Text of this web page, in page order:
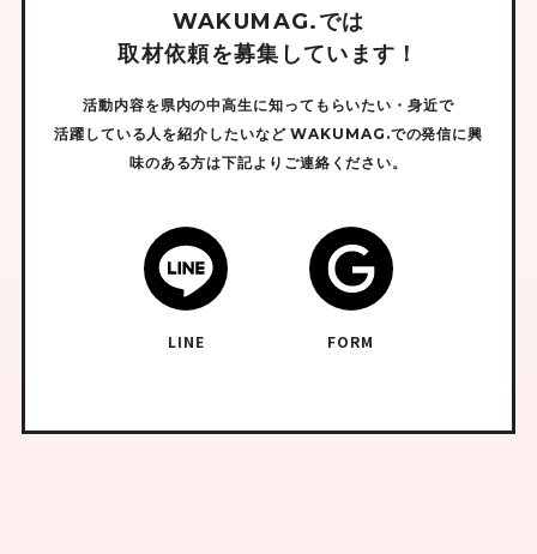
WAKUMAG.では
取材依頼を募集 してい ます ！
活動内容を県内の中高生に知ってもらいたい・身近で
活躍している人を紹介したいなどWAKUMAG.での発信に興
味のある方は下記よりご連絡ください。
LINE FORM